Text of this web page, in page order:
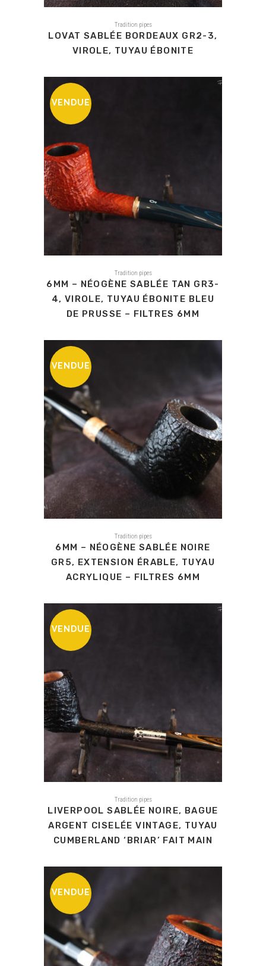
Tradition pipes
LOVAT SABLÉE BORDEAUX GR2-3,
VIROLE, TUYAU ÉBONITE
VENDUE
Tradition pipes
6MM – NÉOGÈNE SABLÉE TAN GR3-
4, VIROLE, TUYAU ÉBONITE BLEU
DE PRUSSE – FILTRES 6MM
VENDUE
Tradition pipes
6MM – NÉOGÈNE SABLÉE NOIRE
GR5, EXTENSION ÉRABLE, TUYAU
ACRYLIQUE – FILTRES 6MM
VENDUE
Tradition pipes
LIVERPOOL SABLÉE NOIRE, BAGUE
ARGENT CISELÉE VINTAGE, TUYAU
CUMBERLAND ‘BRIAR’ FAIT MAIN
VENDUE